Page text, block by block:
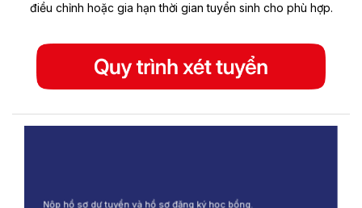
điều chỉnh hoặc gia hạn thời gian tuyển sinh cho phù hợp.
Nộp hồ sơ dự tuyển và hồ sơ đăng ký học bổng.